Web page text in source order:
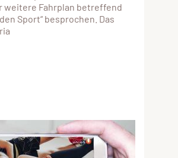
weitere Fahrplan betreffend
Sport“ besprochen. Das